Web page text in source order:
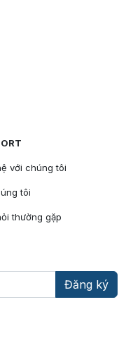
với chúng tôi
tôi
thường gặp
Đăng ký